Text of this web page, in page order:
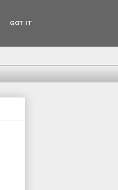
GOT IT